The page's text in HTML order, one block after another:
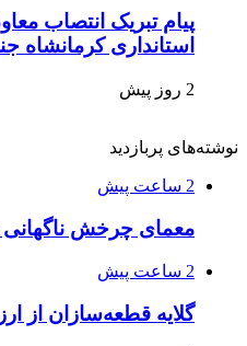
پیام تبریک انتصاب
استانداری کرمانشاه
2 روز پیش
نوشته‌های پربازدید
2 ساعت پیش
معمای چرخش
2 ساعت پیش
گلایه قطعه‌سازان از